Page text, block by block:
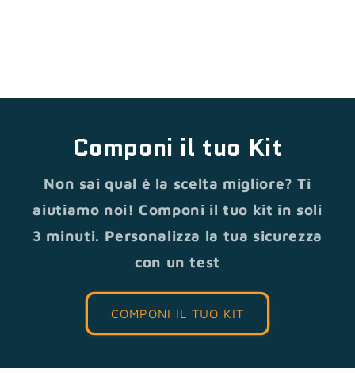
Componi il tuo Kit
Non sai qual è la scelta migliore? Ti
aiutiamo noi! Componi il tuo kit in soli
3 minuti. Personalizza la tua sicurezza
con un test
COMPONI IL TUO KIT